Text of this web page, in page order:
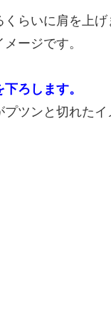
らいに肩を上げ
ージです。
ろします。
ツンと切れたイ